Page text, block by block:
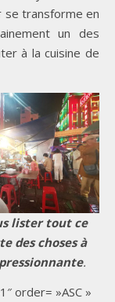
transforme en
un des
à la cuisine de
lister tout ce
des choses à
.
order= »ASC »